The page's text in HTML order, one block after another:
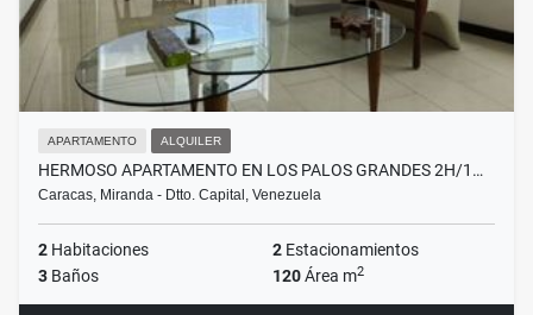
APARTAMENTO ALQUILER
HERMOSO APARTAMENTO EN LOS PALOS GRANDES 2H/1…
Caracas, Miranda - Dtto. Capital, Venezuela
2 Habitaciones 2 Estacionamientos
3 Baños 120Área m2